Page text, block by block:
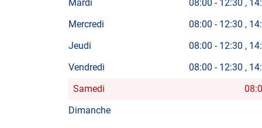
Mardi
08:00 - 12:30
Mercredi
08:00 - 12:30
Jeudi
08:00 - 12:30
Vendredi
08:00 - 12:30
Horaires
d'ouverture
Samedi
Dimanche